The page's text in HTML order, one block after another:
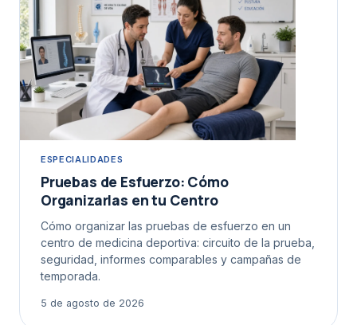
ESPECIALIDADES
Pruebas de Esfuerzo: Cómo
Organizarlas en tu Centro
Cómo organizar las pruebas de esfuerzo en un
centro de medicina deportiva: circuito de la prueba,
seguridad, informes comparables y campañas de
temporada.
5 de agosto de 2026